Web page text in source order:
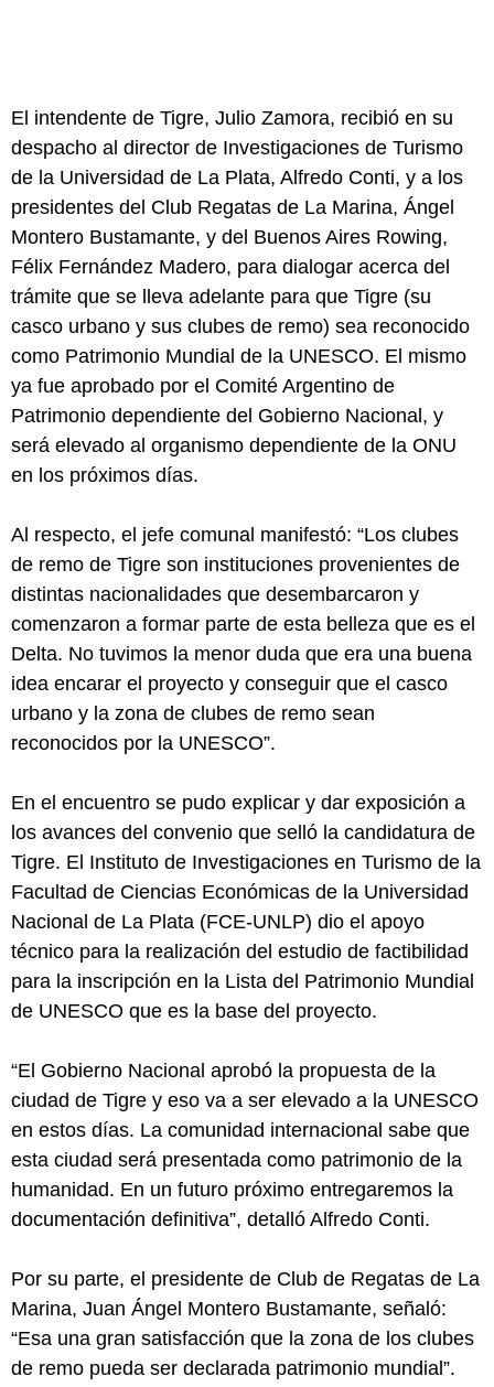
El intendente de Tigre, Julio Zamora, recibió en su
despacho al director de Investigaciones de Turismo
de la Universidad de La Plata, Alfredo Conti, y a los
presidentes del Club Regatas de La Marina, Ángel
Montero Bustamante, y del Buenos Aires Rowing,
Félix Fernández Madero, para dialogar acerca del
trámite que se lleva adelante para que Tigre (su
casco urbano y sus clubes de remo) sea reconocido
como Patrimonio Mundial de la UNESCO. El mismo
ya fue aprobado por el Comité Argentino de
Patrimonio dependiente del Gobierno Nacional, y
será elevado al organismo dependiente de la ONU
en los próximos días.
Al respecto, el jefe comunal manifestó: “Los clubes
de remo de Tigre son instituciones provenientes de
distintas nacionalidades que desembarcaron y
comenzaron a formar parte de esta belleza que es el
Delta. No tuvimos la menor duda que era una buena
idea encarar el proyecto y conseguir que el casco
urbano y la zona de clubes de remo sean
reconocidos por la UNESCO”.
En el encuentro se pudo explicar y dar exposición a
los avances del convenio que selló la candidatura de
Tigre. El Instituto de Investigaciones en Turismo de la
Facultad de Ciencias Económicas de la Universidad
Nacional de La Plata (FCE-UNLP) dio el apoyo
técnico para la realización del estudio de factibilidad
para la inscripción en la Lista del Patrimonio Mundial
de UNESCO que es la base del proyecto.
“El Gobierno Nacional aprobó la propuesta de la
ciudad de Tigre y eso va a ser elevado a la UNESCO
en estos días. La comunidad internacional sabe que
esta ciudad será presentada como patrimonio de la
humanidad. En un futuro próximo entregaremos la
documentación definitiva”, detalló Alfredo Conti.
Por su parte, el presidente de Club de Regatas de La
Marina, Juan Ángel Montero Bustamante, señaló:
“Esa una gran satisfacción que la zona de los clubes
de remo pueda ser declarada patrimonio mundial”.